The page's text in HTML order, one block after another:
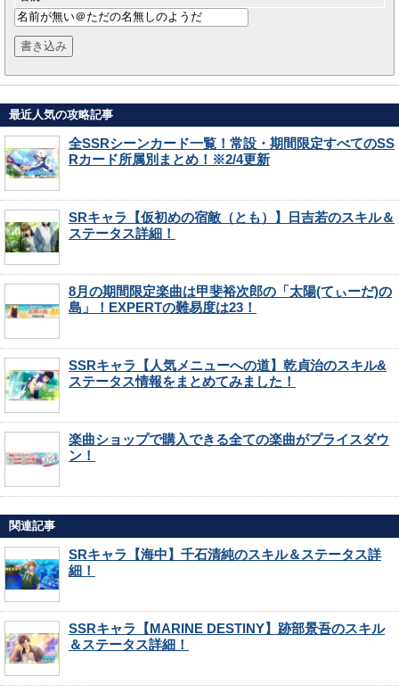
最近人気の攻略記事
全SSRシーンカード一覧！常設・期間限定すべてのSS
Rカード所属別まとめ！※2/4更新
SRキャラ【仮初めの宿敵（とも）】日吉若のスキル＆
ステータス詳細！
8月の期間限定楽曲は甲斐裕次郎の「太陽(てぃーだ)の
島」！EXPERTの難易度は23！
SSRキャラ【人気メニューへの道】乾貞治のスキル&
ステータス情報をまとめてみました！
楽曲ショップで購入できる全ての楽曲がプライスダウ
ン！
関連記事
SRキャラ【海中】千石清純のスキル＆ステータス詳
細！
SSRキャラ【MARINE DESTINY】跡部景吾のスキル
＆ステータス詳細！